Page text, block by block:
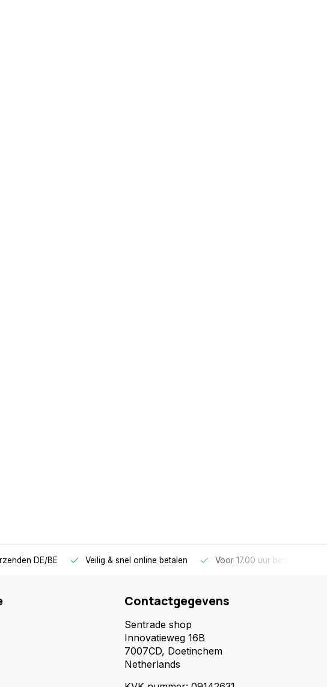
DE/BE Veilig & snel online betalen Voor 17.00 uur besteld,
Contactgegevens
Sentrade shop
Innovatieweg 16B
7007CD, Doetinchem
Netherlands